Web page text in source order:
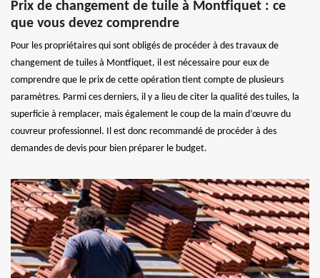
Prix de changement de tuile à Montfiquet : ce
que vous devez comprendre
Pour les propriétaires qui sont obligés de procéder à des travaux de
changement de tuiles à Montfiquet, il est nécessaire pour eux de
comprendre que le prix de cette opération tient compte de plusieurs
paramètres. Parmi ces derniers, il y a lieu de citer la qualité des tuiles, la
superficie à remplacer, mais également le coup de la main d’œuvre du
couvreur professionnel. Il est donc recommandé de procéder à des
demandes de devis pour bien préparer le budget.